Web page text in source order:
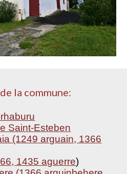
la commune:
Saint-Esteben
(1249 arguain, 1366
1435 aguerre)